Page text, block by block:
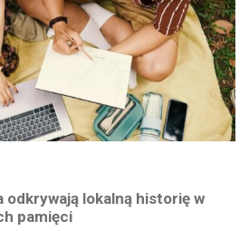
odkrywają lokalną historię w
pamięci